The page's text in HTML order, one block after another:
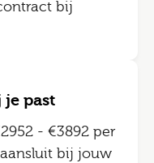
bij
je past
- €3892 per
bij jouw